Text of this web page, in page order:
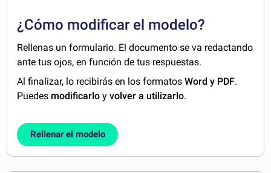
¿Cómo modificar el modelo?
Rellenas un formulario. El documento se va redactando
ante tus ojos, en función de tus respuestas.
Al finalizar, lo recibirás en los formatosWord y PDF.
Puedes modificarlo yvolver a utilizarlo.
Rellenar el modelo